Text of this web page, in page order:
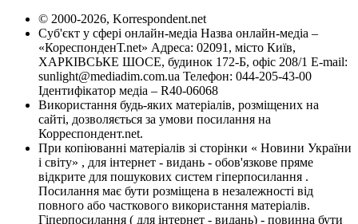
© 2000-2026, Korrespondent.net
Суб'єкт у сфері онлайн-медіа Назва онлайн-медіа –
«КореспонденТ.net» Адреса: 02091, місто Київ,
ХАРКІВСЬКЕ ШОСЕ, будинок 172-Б, офіс 208/1 E-mail:
sunlight@mediadim.com.ua Телефон: 044-205-43-00
Ідентифікатор медіа – R40-06068
Використання будь-яких матеріалів, розміщених на
сайті, дозволяється за умови посилання на
Корреспондент.net.
При копіюванні матеріалів зі сторінки « Новини України
і світу» , для інтернет - видань - обов'язкове пряме
відкрите для пошукових систем гіперпосилання .
Посилання має бути розміщена в незалежності від
повного або часткового використання матеріалів.
Гіперпосилання ( для інтернет - видань) - повинна бути